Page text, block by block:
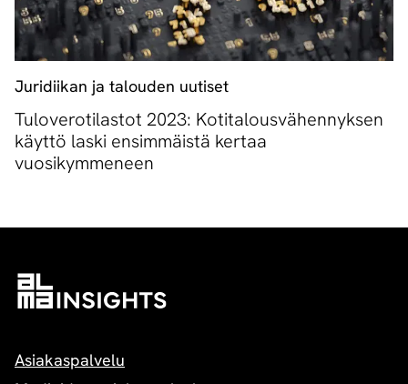
Juridiikan ja talouden uutiset
Tuloverotilastot 2023: Kotitalousvähennyksen
käyttö laski ensimmäistä kertaa
vuosikymmeneen
Asiakaspalvelu